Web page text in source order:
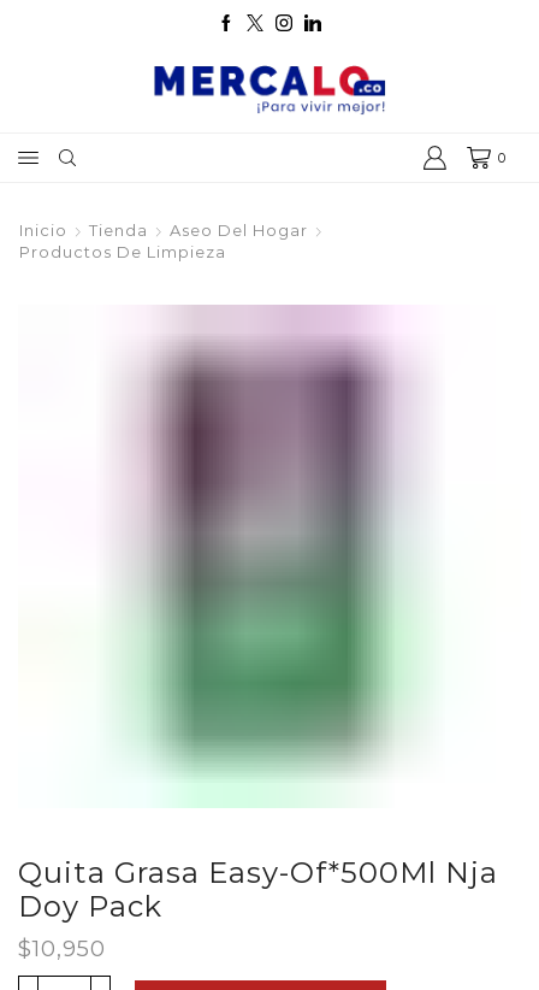
0
Inicio Tienda
Aseo Del Hogar
Productos De Limpieza
Quita Grasa Easy-Of*500Ml Nja
Doy Pack
$10,950